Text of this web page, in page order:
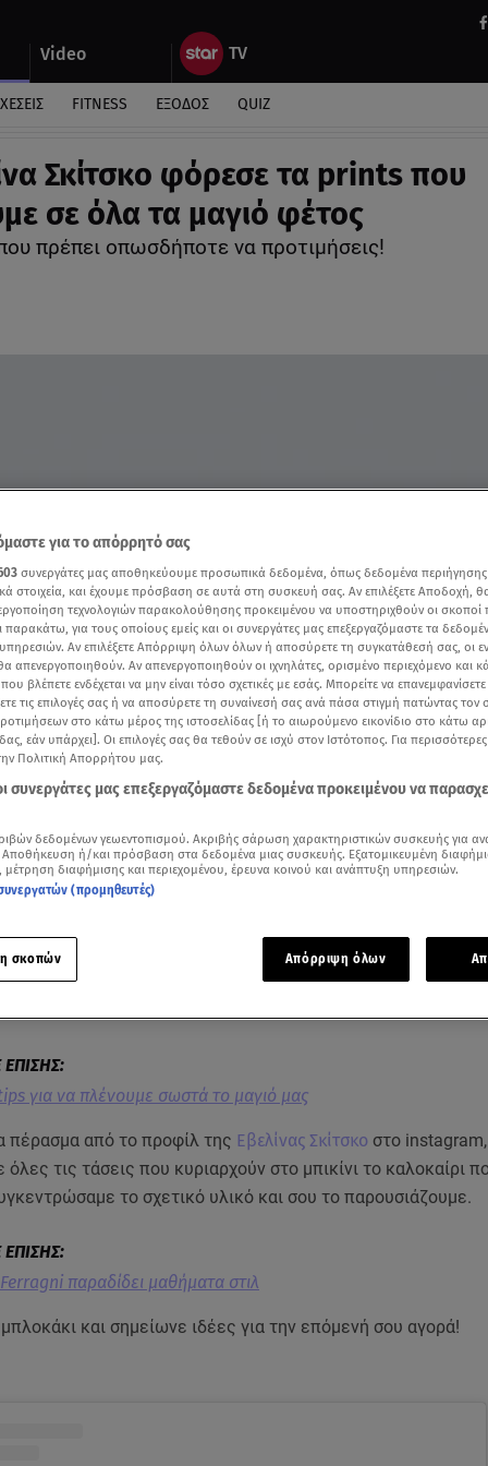
Video
FITNESS ΕΞΟΔΟΣ QUIZ
Σκίτσκο φόρεσε τα prints που
σε όλα τα μαγιό φέτος
πρέπει οπωσδήποτε να προτιμήσεις!
άρθρα μας στην αναζήτηση σας
στις επιλογές σας
Add star.gr on Google
έτσι και φέτος τα trends στα μαγιό είναι αμέτρητα.
που παρατηρούμε στην παραλία όσον αφορά το μαγιό,
ποικιλία από σχέδια, με αποτέλεσμα η παλέτα
για να πλένουμε σωστά το μαγιό μας
πέρασμα από το προφίλ της Εβελίνας Σκίτσκο στο instagram,
τις τάσεις που κυριαρχούν στο μπικίνι το καλοκαίρι
το σχετικό υλικό και σου το παρουσιάζουμε.
παραδίδει μαθήματα στιλ
και σημείωνε ιδέες για την επόμενή σου αγορά!
για το απόρρητό σας
συνεργάτες μας αποθηκεύουμε προσωπικά δεδομένα, όπως δεδομένα
στοιχεία, και έχουμε πρόσβαση σε αυτά στη συσκευή σας. Αν επιλέξετε Αποδοχή,
τεχνολογιών παρακολούθησης προκειμένου να υποστηριχθούν οι σκοποί
παρακάτω, για τους οποίους εμείς και οι συνεργάτες μας επεξεργαζόμαστε τα
Αν επιλέξετε Απόρριψη όλων όλων ή αποσύρετε τη συγκατάθεσή σας, οι
απενεργοποιηθούν. Αν απενεργοποιηθούν οι ιχνηλάτες, ορισμένο περιεχόμενο και
βλέπετε ενδέχεται να μην είναι τόσο σχετικές με εσάς. Μπορείτε να
τις επιλογές σας ή να αποσύρετε τη συναίνεσή σας ανά πάσα στιγμή πατώντας τον
στο κάτω μέρος της ιστοσελίδας [ή το αιωρούμενο εικονίδιο στο κάτω
εάν υπάρχει]. Οι επιλογές σας θα τεθούν σε ισχύ στον Ιστότοπος. Για
Πολιτική Απορρήτου μας.
συνεργάτες μας επεξεργαζόμαστε δεδομένα προκειμένου να
δεδομένων γεωεντοπισμού. Ακριβής σάρωση χαρακτηριστικών συσκευής για
Αποθήκευση ή/και πρόσβαση στα δεδομένα μιας συσκευής. Εξατομικευμένη
μέτρηση διαφήμισης και περιεχομένου, έρευνα κοινού και ανάπτυξη υπηρεσιών.
(προμηθευτές)
σκοπών Απόρριψη όλων